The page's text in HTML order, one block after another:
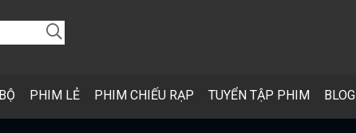
PHIM LẺ PHIM CHIẾU RẠP TUYỂN TẬP PHIM BLOG